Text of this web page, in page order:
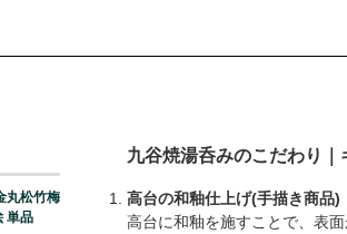
丸松竹梅
単品
九谷焼湯呑みのこだわり
高台の和釉仕上げ(手描き商品)
高台に和釉を施すことで、表